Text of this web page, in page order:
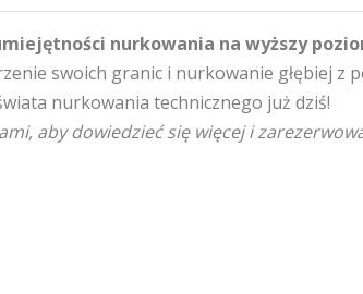
nurkowania na wyższy
swoich granic i nurkowanie głębiej z
nurkowania technicznego już dziś!
aby dowiedzieć się więcej i